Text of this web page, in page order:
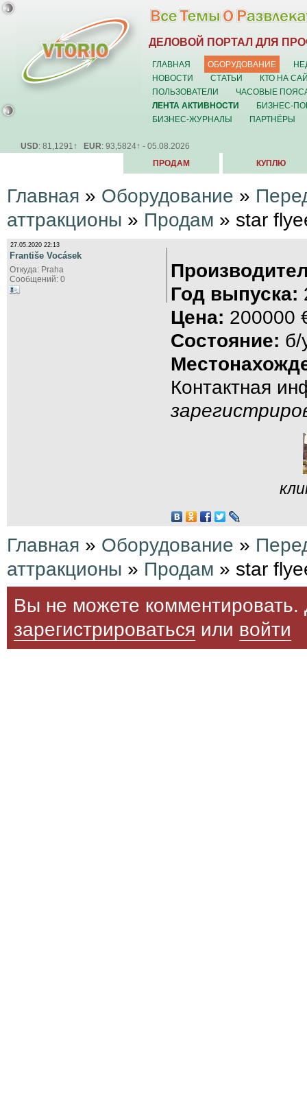
ДЕЛОВОЙ ПОРТАЛ ДЛЯ
ГЛАВНАЯ ОБОРУДОВАНИЕ
НОВОСТИ
СТАТЬИ
КТО НА
ПОЛЬЗОВАТЕЛИ
ЧАСОВЫЕ
ЛЕНТА АКТИВНОСТИ
БИЗНЕС-
БИЗНЕС-ЖУРНАЛЫ
ПАРТНЁРЫ
USD: 81,1291↑ EUR: 93,5824↑ - 05.08.2026
ПРОДАМ КУПЛЮ
Главная » Оборудование »
аттракционы » Продам » star
27.05.2020 22:13
Františe Vocásek
Откуда: Praha
Сообщений: 0
Год выпуска:
Цена: 200000
Состояние: б/
Контактная
Главная » Оборудование »
аттракционы » Продам » star
Вы не можете комментировать.
зарегистрироваться или войти